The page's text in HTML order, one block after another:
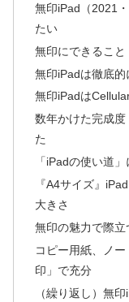
無印iPad（2021
たい
無印にできるこ
無印iPadは徹底
無印iPadは
数年かけた完成
た
「iPadの使い道
『A4サイズ』
大きさ
無印の魅力で際立
コピー用紙、ノ
印」で充分
（繰り返し）無